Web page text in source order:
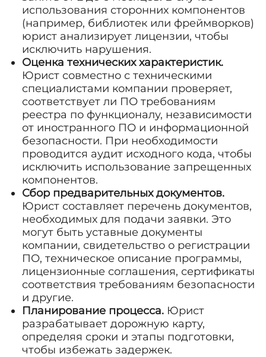
использования сторонних компонентов
(например, библиотек или фреймворков)
юрист анализирует лицензии, чтобы
исключить нарушения.
Оценка технических характеристик.
Юрист совместно с техническими
специалистами компании проверяет,
соответствует ли ПО требованиям
реестра по функционалу, независимости
от иностранного ПО и информационной
безопасности. При необходимости
проводится аудит исходного кода, чтобы
исключить использование запрещенных
компонентов.
Сбор предварительных документов.
Юрист составляет перечень документов,
необходимых для подачи заявки. Это
могут быть уставные документы
компании, свидетельство о регистрации
ПО, техническое описание программы,
лицензионные соглашения, сертификаты
соответствия требованиям безопасности
и другие.
Планирование процесса. Юрист
разрабатывает дорожную карту,
определяя сроки и этапы подготовки,
чтобы избежать задержек.